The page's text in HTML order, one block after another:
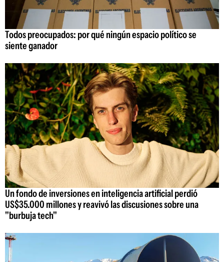
Todos preocupados: por qué ningún espacio político se
siente ganador
Un fondo de inversiones en inteligencia artificial perdió
US$35.000 millones y reavivó las discusiones sobre una
"burbuja tech"